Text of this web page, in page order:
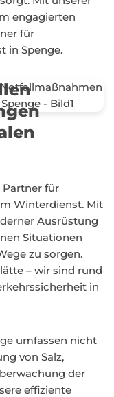
engagierten
für
in Spenge.
Partner für
Winterdienst. Mit
Ausrüstung
Situationen
zu sorgen.
– wir sind rund
in
umfassen nicht
von Salz,
der
effiziente